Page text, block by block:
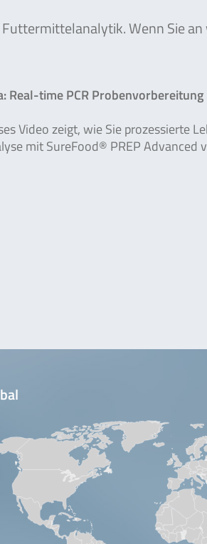
Wenn Sie
Real-time PCR Probenvorbereitung
Video zeigt, wie Sie prozessierte
mit SureFood® PREP Advanced